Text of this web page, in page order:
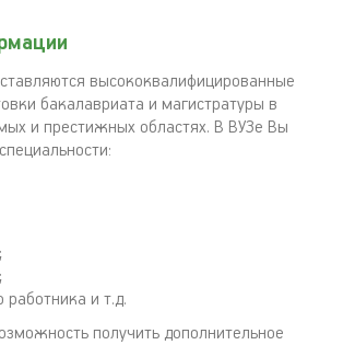
высококвалифицированные
бакалавриата и магистратуры в
и престижных областях. В ВУЗе Вы
работника и т.д.
получить дополнительное